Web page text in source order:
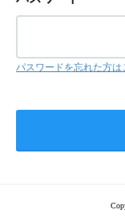
パスワードを忘れた方は